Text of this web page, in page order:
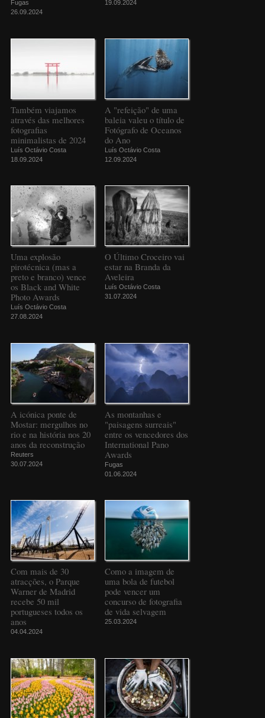
Fugas
26.09.2024
19.09.2024
Também viajamos
através das melhores
fotografias
minimalistas de 2024
Luís Octávio Costa
18.09.2024
A "refeição" de uma
baleia valeu o título de
Fotógrafo de Oceanos
do Ano
Luís Octávio Costa
12.09.2024
Uma explosão
pirotécnica (mas a
preto e branco) vence
os Black and White
Photo Awards
Luís Octávio Costa
27.08.2024
O Último Croceiro vai
estar na Branda da
Aveleira
Luís Octávio Costa
31.07.2024
A icónica ponte de
Mostar: mergulhos no
rio e na história nos 20
anos da reconstrução
Reuters
30.07.2024
As montanhas e
"paisagens surreais"
entre os vencedores dos
International Pano
Awards
Fugas
01.06.2024
Com mais de 30
atracções, o Parque
Warner de Madrid
recebe 50 mil
portugueses todos os
anos
04.04.2024
Como a imagem de
uma bola de futebol
pode vencer um
concurso de fotografia
de vida selvagem
25.03.2024